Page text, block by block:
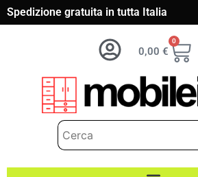
Spedizione gratuita in tutta Italia
0,00 €
0